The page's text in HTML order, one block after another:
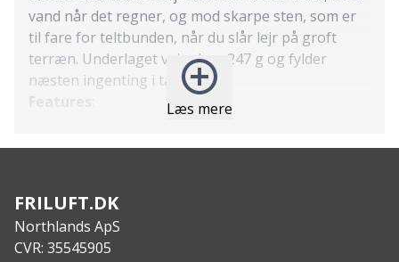
Læs mere
vand når det regner, og mod skarpe sten, som er
til fare for teltbunden, når du slår lejr på groft
terræn. Underlaget vejer kun 247 g og fylder
næsten ingenting i tasken.
Features
Forøger teltets levetid
Vægt: 247 g
Pakkestørrelse: 25,4 x 8,9 x 5,1 cm
Materiale: 40D PU Nylon Ripstop 3000 mm
FRILUFT.DK
Northlands ApS
CVR: 35545905